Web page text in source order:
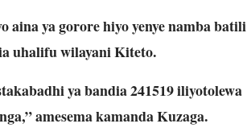
ya gorore hiyo yenye namba batili
uhalifu wilayani Kiteto.
ya bandia 241519 iliyotolewa
amesema kamanda Kuzaga.